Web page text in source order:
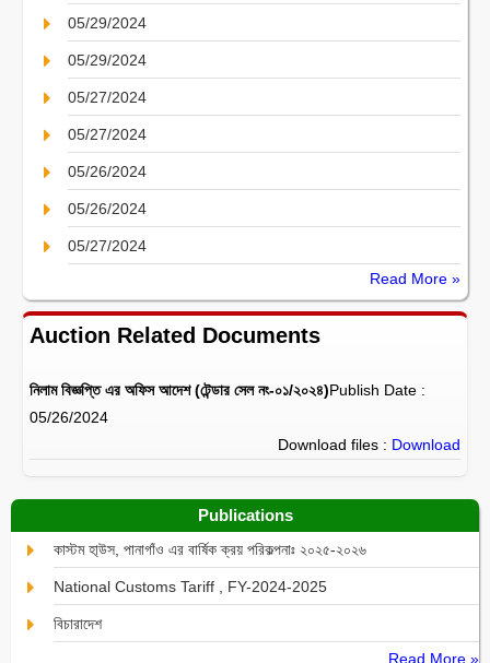
05/29/2024
05/29/2024
05/27/2024
05/27/2024
05/26/2024
05/26/2024
05/27/2024
Read More »
Auction Related Documents
নিলাম বিজ্ঞপ্তি এর অফিস আদেশ (টেন্ডার সেল নং-০১/২০২৪)Publish Date :
05/26/2024
Download files : Download
Publications
কাস্টম হা্উস, পানাগাঁও এর বার্ষিক ক্রয় পরিকল্পনাঃ ২০২৫-২০২৬
National Customs Tariff , FY-2024-2025
বিচারাদেশ
Read More »